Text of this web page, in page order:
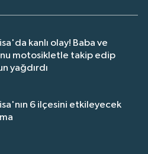
kanlı olay! Baba ve
motosikletle takip edip
yağdırdı
6 ilçesini etkileyecek